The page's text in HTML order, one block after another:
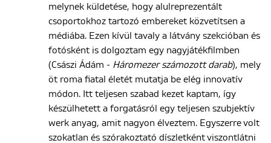
melynek küldetése, hogy alulreprezentált
csoportokhoz tartozó embereket közvetítsen a
médiába. Ezen kívül tavaly a látvány szekcióban és
fotósként is dolgoztam egy nagyjátékfilmben
(Császi Ádám - Háromezer számozott darab), mely
öt roma fiatal életét mutatja be elég innovatív
módon. Itt teljesen szabad kezet kaptam, így
készülhetett a forgatásról egy teljesen szubjektív
werk anyag, amit nagyon élveztem. Egyszerre volt
szokatlan és szórakoztató díszletként viszontlátni